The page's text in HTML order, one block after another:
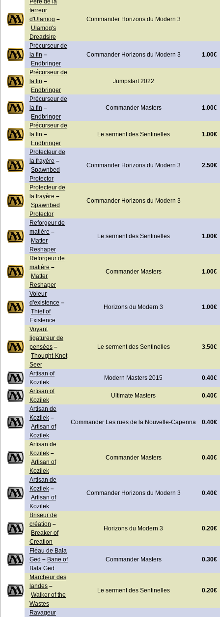
Père de la
terreur
d'Ulamog –
Ulamog's
Dreadsire
Commander Horizons du Modern 3
Précurseur de
la fin –
Endbringer
Commander Horizons du Modern 3 1.00€
Précurseur de
la fin –
Endbringer
Jumpstart 2022
Précurseur de
la fin –
Endbringer
Commander Masters 1.00€
Précurseur de
la fin –
Endbringer
Le serment des Sentinelles 1.00€
Protecteur de
la frayère –
Spawnbed
Protector
Commander Horizons du Modern 3 2.50€
Protecteur de
la frayère –
Spawnbed
Protector
Commander Horizons du Modern 3
Reforgeur de
matière –
Matter
Reshaper
Le serment des Sentinelles 1.00€
Reforgeur de
matière –
Matter
Reshaper
Commander Masters 1.00€
Voleur
d'existence –
Thief of
Existence
Horizons du Modern 3 1.00€
Voyant
ligatureur de
pensées –
Thought-Knot
Seer
Le serment des Sentinelles 3.50€
Artisan of
Kozilek
Modern Masters 2015 0.40€
Artisan of
Kozilek
Ultimate Masters 0.40€
Artisan de
Kozilek –
Artisan of
Kozilek
Commander Les rues de la Nouvelle-Capenna 0.40€
Artisan de
Kozilek –
Artisan of
Kozilek
Commander Masters 0.40€
Artisan de
Kozilek –
Artisan of
Kozilek
Commander Horizons du Modern 3 0.40€
Briseur de
création –
Breaker of
Creation
Horizons du Modern 3 0.20€
Fléau de Bala
Ged – Bane of
Bala Ged
Commander Masters 0.30€
Marcheur des
landes –
Walker of the
Wastes
Le serment des Sentinelles 0.20€
Ravageur